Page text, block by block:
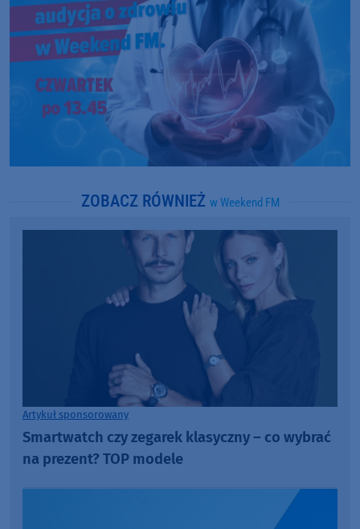
ZOBACZ RÓWNIEŻ w Weekend FM
Artykuł sponsorowany
Smartwatch czy zegarek klasyczny – co wybrać
na prezent? TOP modele